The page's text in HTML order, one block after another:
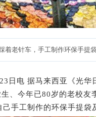
老针车，手工制作环保手提
电 据马来西亚《光华
、今年已80岁的老校友
手工制作的环保手提袋